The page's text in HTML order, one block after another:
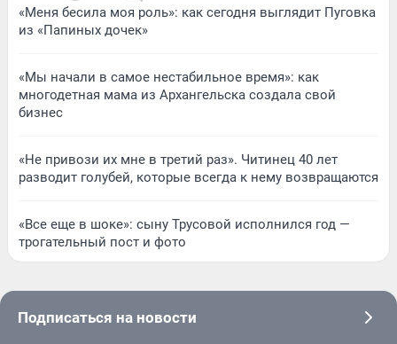
«Меня бесила моя роль»: как сегодня выглядит Пуговка
из «Папиных дочек»
«Мы начали в самое нестабильное время»: как
многодетная мама из Архангельска создала свой
бизнес
«Не привози их мне в третий раз». Читинец 40 лет
разводит голубей, которые всегда к нему возвращаются
«Все еще в шоке»: сыну Трусовой исполнился год —
трогательный пост и фото
Подписаться на новости